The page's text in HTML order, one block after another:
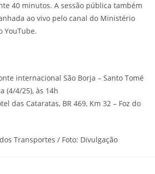
40 minutos. A sessão pública também
ao vivo pelo canal do Ministério
YouTube.
internacional São Borja – Santo Tomé
(4/4/25), às 14h
das Cataratas, BR 469, Km 32 – Foz do
Transportes / Foto: Divulgação